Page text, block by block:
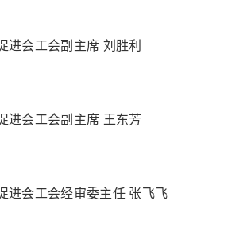
进会工会副主席 刘胜利
进会工会副主席 王东芳
进会工会经审委主任 张飞飞